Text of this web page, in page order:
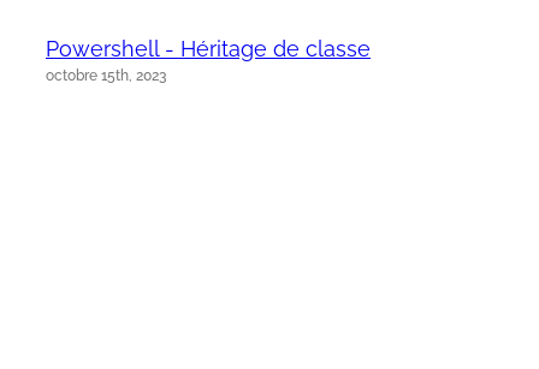
Powershell - Héritage de classe
octobre 15th, 2023